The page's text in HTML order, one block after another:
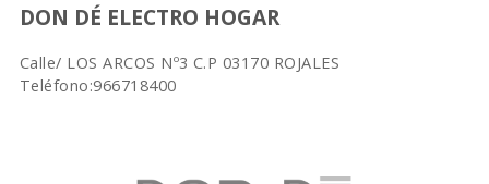
DON DÉ ELECTRO HOGAR
Calle/ LOS ARCOS Nº3 C.P 03170 ROJALES
Teléfono:966718400